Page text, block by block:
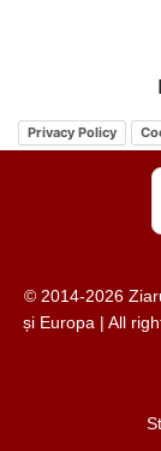
Privacy Policy
© 2014-2026
și Europa | All